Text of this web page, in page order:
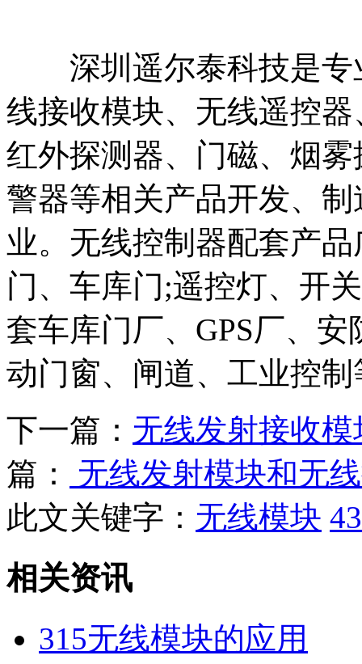
深圳遥尔泰科技是专
线接收模块、无线遥控
红外探测器、门磁、烟
警器等相关产品开发、
业。无线控制器配套产
门、车库门;遥控灯、开
套车库门厂、GPS厂、
动门窗、闸道、工业控
下一篇： 无线发射接收
篇：
无线发射模块和无
此文关键字： 无线模块
相关资讯
315无线模块的应用